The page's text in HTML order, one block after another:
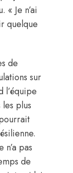
Je n’ai
quelque
de
sur
l’équipe
plus
pas
de